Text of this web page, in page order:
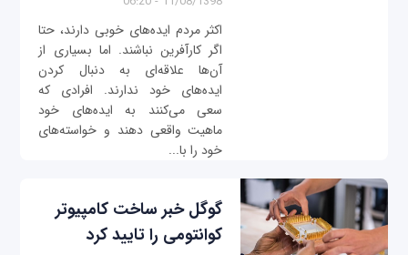
اکثر مردم ایده‌های خوبی دارند، حتا
اگر کارآفرین نباشند. اما بسیاری از
آن‌ها علاقه‌ای به دنبال کردن
ایده‌های خود ندارند. افرادی که
سعی می‌کنند به ایده‌های خود
ماهیت واقعی دهند و خواسته‌های
خود را با...
گوگل خبر ساخت کامپیوتر
کوانتومی را تایید کرد